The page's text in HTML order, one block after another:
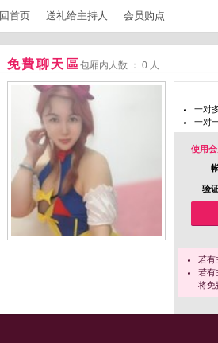
回首页 送礼给主持人 会员购点
免費聊天區包厢内人数 ： 0 人
一对
一对
使用
验
若有
若有
将免